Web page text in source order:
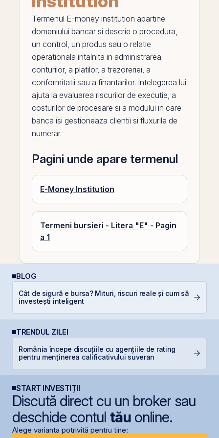
Termenul E-money institution apartine
domeniului bancar si descrie o procedura,
un control, un produs sau o relatie
operationala intalnita in administrarea
conturilor, a platilor, a trezoreriei, a
conformitatii sau a finantarilor. Intelegerea lui
ajuta la evaluarea riscurilor de executie, a
costurilor de procesare si a modului in care
banca isi gestioneaza clientii si fluxurile de
numerar.
Pagini unde apare termenul
E-Money Institution
Termeni bursieri - Litera "E" - Pagin
a 1
BLOG
Cât de sigură e bursa? Mituri, riscuri reale și cum să
investești inteligent
TRENDUL ZILEI
România începe discuțiile cu agențiile de rating
pentru menținerea calificativului suveran
START INVESTIȚII
Discută direct cu un broker sau
deschide contul tăuonline.
Alege varianta potrivită pentru tine: